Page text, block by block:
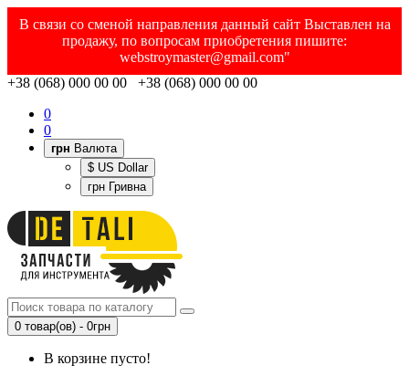
В связи со сменой направления данный сайт Выставлен на
продажу, по вопросам приобретения пишите:
webstroymaster@gmail.com"
+38 (068) 000 00 00 +38 (068) 000 00 00
0
0
грн Валюта
$ US Dollar
грн Гривна
0 товар(ов) - 0грн
В корзине пусто!